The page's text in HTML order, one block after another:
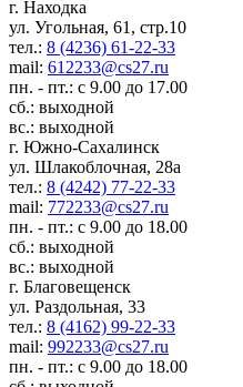
г. Находка
ул. Угольная, 61, стр.10
тел.: 8 (4236) 61-22-33
mail: 612233@cs27.ru
пн. - пт.: с 9.00 до 17.00
сб.: выходной
вс.: выходной
г. Южно-Сахалинск
ул. Шлакоблочная, 28а
тел.: 8 (4242) 77-22-33
mail: 772233@cs27.ru
пн. - пт.: с 9.00 до 18.00
сб.: выходной
вс.: выходной
г. Благовещенск
ул. Раздольная, 33
тел.: 8 (4162) 99-22-33
mail: 992233@cs27.ru
пн. - пт.: с 9.00 до 18.00